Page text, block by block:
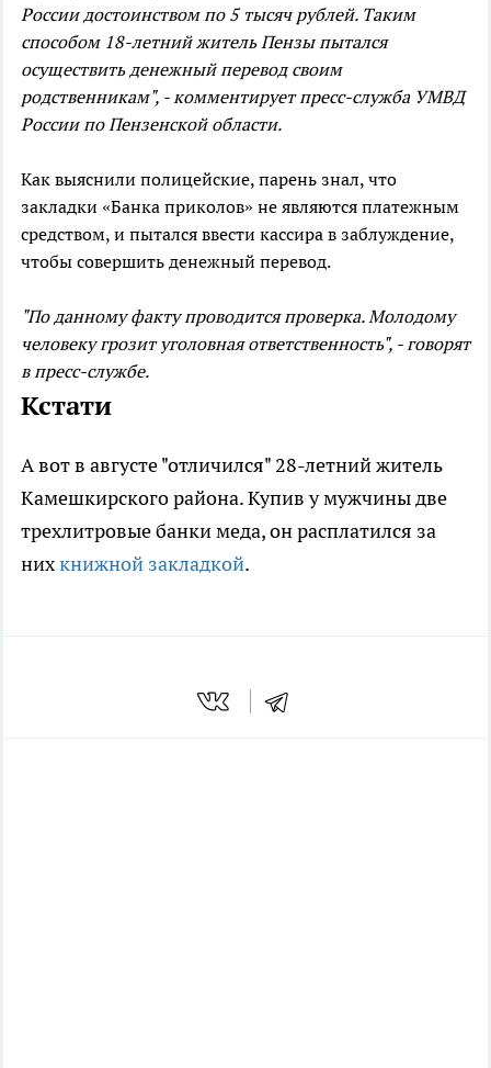
России достоинством по 5 тысяч рублей. Таким
способом 18-летний житель Пензы пытался
осуществить денежный перевод своим
родственникам", - комментирует пресс-служба УМВД
России по Пензенской области.
Как выяснили полицейские, парень знал, что
закладки «Банка приколов» не являются платежным
средством, и пытался ввести кассира в заблуждение,
чтобы совершить денежный перевод.
"По данному факту проводится проверка. Молодому
человеку грозит уголовная ответственность", - говорят
в пресс-службе.
Кстати
А вот в августе "отличился" 28-летний житель
Камешкирского района. Купив у мужчины две
трехлитровые банки меда, он расплатился за
нихкнижной закладкой.